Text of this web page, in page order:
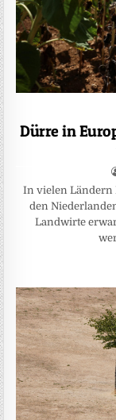
Dürre in
In vielen Ländern
den
Landwirte